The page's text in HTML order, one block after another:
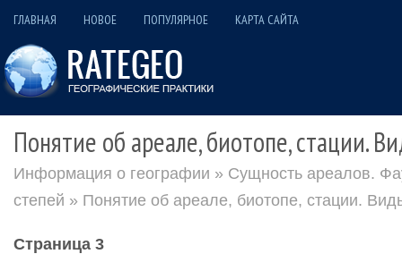
ГЛАВНАЯ НОВОЕ ПОПУЛЯРНОЕ КАРТА САЙТА
Понятие об ареале, биотопе, стации.
Информация о географии » Сущность ареалов.
степей » Понятие об ареале, биотопе, стации.
Страница 3